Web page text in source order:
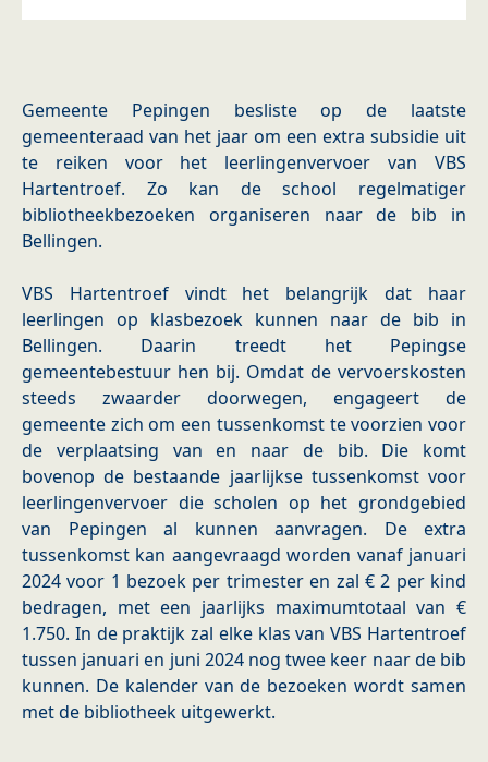
Gemeente Pepingen besliste op de laatste
gemeenteraad van het jaar om een extra subsidie uit
te reiken voor het leerlingenvervoer van VBS
Hartentroef. Zo kan de school regelmatiger
bibliotheekbezoeken organiseren naar de bib in
Bellingen.
VBS Hartentroef vindt het belangrijk dat haar
leerlingen op klasbezoek kunnen naar de bib in
Bellingen. Daarin treedt het Pepingse
gemeentebestuur hen bij. Omdat de vervoerskosten
steeds zwaarder doorwegen, engageert de
gemeente zich om een tussenkomst te voorzien voor
de verplaatsing van en naar de bib. Die komt
bovenop de bestaande jaarlijkse tussenkomst voor
leerlingenvervoer die scholen op het grondgebied
van Pepingen al kunnen aanvragen. De extra
tussenkomst kan aangevraagd worden vanaf januari
2024 voor 1 bezoek per trimester en zal € 2 per kind
bedragen, met een jaarlijks maximumtotaal van €
1.750. In de praktijk zal elke klas van VBS Hartentroef
tussen januari en juni 2024 nog twee keer naar de bib
kunnen. De kalender van de bezoeken wordt samen
met de bibliotheek uitgewerkt.